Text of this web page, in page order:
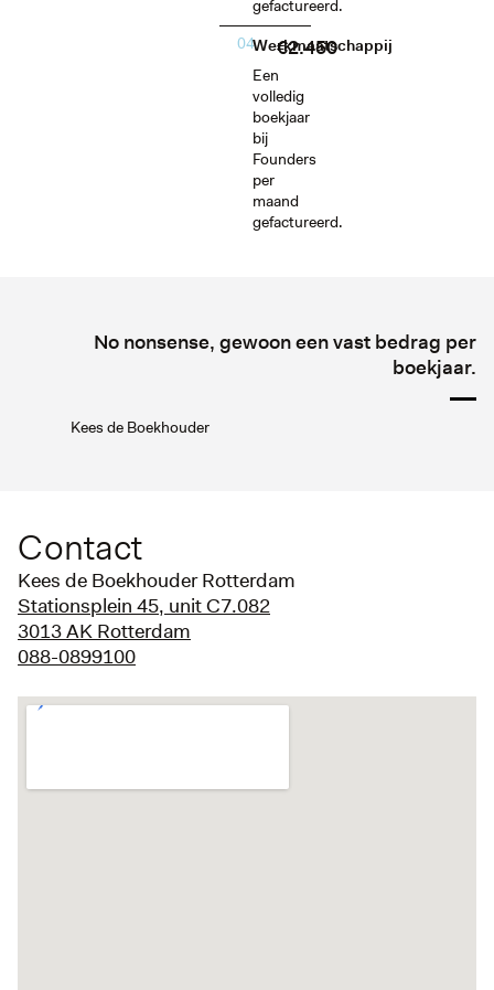
gefactureerd.
04Werkmaatschappij
Een
volledig
boekjaar
bij
Founders
per
maand
gefactureerd.
€2.450
No nonsense, gewoon een vast bedrag per
boekjaar.
Kees de Boekhouder
Contact
Kees de Boekhouder Rotterdam
Stationsplein 45, unit C7.082
3013 AK Rotterdam
088-0899100